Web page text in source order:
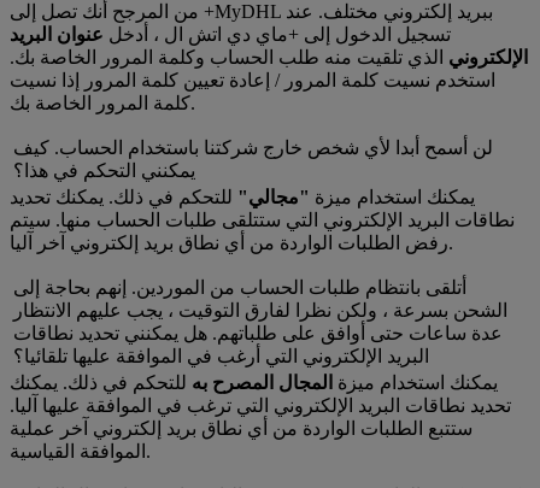
من المرجح أنك تصل إلى +MyDHL ببريد إلكتروني مختلف. عند
تسجيل الدخول إلى +ماي دي اتش ال ، أدخل عنوان البريد
الإلكتروني الذي تلقيت منه طلب الحساب وكلمة المرور الخاصة بك.
استخدم نسيت كلمة المرور / إعادة تعيين كلمة المرور إذا نسيت
كلمة المرور الخاصة بك.
لن أسمح أبدا لأي شخص خارج شركتنا باستخدام الحساب. كيف
يمكنني التحكم في هذا؟
يمكنك استخدام ميزة "مجالي" للتحكم في ذلك. يمكنك تحديد
نطاقات البريد الإلكتروني التي ستتلقى طلبات الحساب منها. سيتم
رفض الطلبات الواردة من أي نطاق بريد إلكتروني آخر آليا.
أتلقى بانتظام طلبات الحساب من الموردين. إنهم بحاجة إلى
الشحن بسرعة ، ولكن نظرا لفارق التوقيت ، يجب عليهم الانتظار
عدة ساعات حتى أوافق على طلباتهم. هل يمكنني تحديد نطاقات
البريد الإلكتروني التي أرغب في الموافقة عليها تلقائيا؟
يمكنك استخدام ميزة المجال المصرح به للتحكم في ذلك. يمكنك
تحديد نطاقات البريد الإلكتروني التي ترغب في الموافقة عليها آليا.
ستتبع الطلبات الواردة من أي نطاق بريد إلكتروني آخر عملية
الموافقة القياسية.